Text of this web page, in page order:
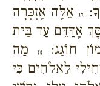
{ה}
אֵלֶּה אֶזְכְּרָה
אֶדַּדֵּם עַד בֵּית
חוֹגֵג:{ו}
מַה
לֵאלֹהִים כִּי